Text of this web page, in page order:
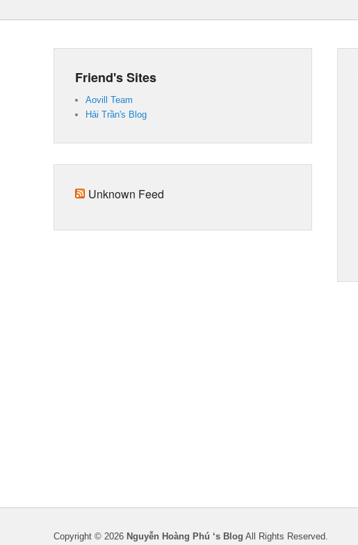
Friend's Sites
Aovill Team
Hải Trần's Blog
Unknown Feed
Copyright © 2026 Nguyễn Hoàng Phú ‘s Blog All Rights Reserved.